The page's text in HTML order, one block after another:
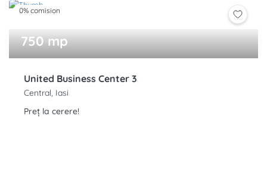
0% comision
750 mp
United Business Center 3
Central, Iasi
Preț la cerere!